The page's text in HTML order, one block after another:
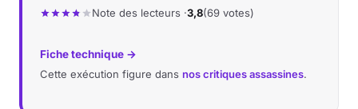
Note des lecteurs ·3,8(69 votes)
Fiche technique →
Cette exécution figure dans nos critiques assassines.